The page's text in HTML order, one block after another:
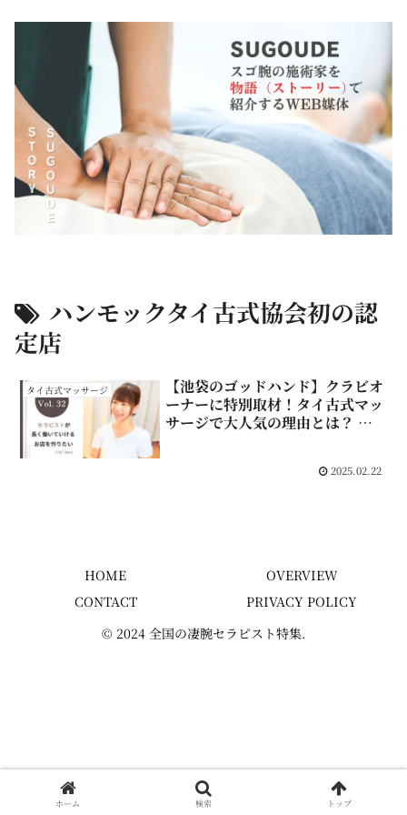
ハンモックタイ古式協会初の認
定店
タイ古式マッサージ
【池袋のゴッドハンド】クラビオ
ーナーに特別取材！タイ古式マッ
サージで大人気の理由とは？
2025.02.22
HOME
OVERVIEW
CONTACT
PRIVACY POLICY
© 2024 全国の凄腕セラピスト特集.
ホーム 検索 トップ